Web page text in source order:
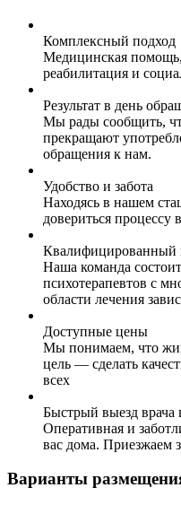
Комплексный подход
Медицинская помощь,
реабилитация и
Результат в день
Мы рады сообщить,
прекращают
обращения к нам.
Удобство и забота
Находясь в нашем
довериться процессу
Квалифицированный
Наша команда
психотерапевтов с
области лечения
Доступные цены
Мы понимаем, что
цель — сделать
всех
Быстрый выезд врача
Оперативная и
вас дома. Приезжаем
Варианты